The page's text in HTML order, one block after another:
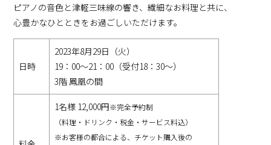
ピアノの音色と津軽三味線の響き、繊細なお料理と共に、
心豊かなひとときをお過ごしいただけます。
日時
2023年8月29日（火）
19：00～21：00（受付18：30～）
3階 鳳凰の間
1名様 12,000円※完全予約制
（料理・ドリンク・税金・サービス料込）
※お客様の都合による、チケット購入後の